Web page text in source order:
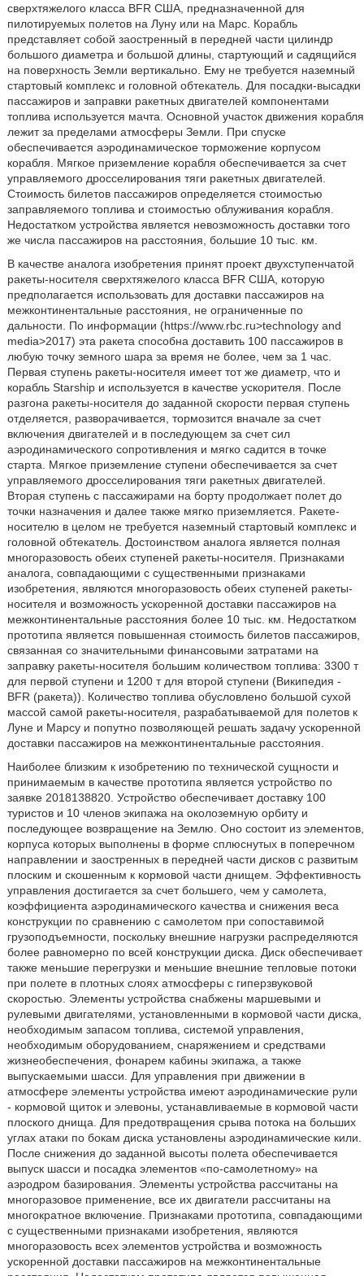
сверхтяжелого класса BFR США, предназначенной для
пилотируемых полетов на Луну или на Марс. Корабль
представляет собой заостренный в передней части цилиндр
большого диаметра и большой длины, стартующий и садящийся
на поверхность Земли вертикально. Ему не требуется наземный
стартовый комплекс и головной обтекатель. Для посадки-высадки
пассажиров и заправки ракетных двигателей компонентами
топлива используется мачта. Основной участок движения корабля
лежит за пределами атмосферы Земли. При спуске
обеспечивается аэродинамическое торможение корпусом
корабля. Мягкое приземление корабля обеспечивается за счет
управляемого дросселирования тяги ракетных двигателей.
Стоимость билетов пассажиров определяется стоимостью
заправляемого топлива и стоимостью облуживания корабля.
Недостатком устройства является невозможность доставки того
же числа пассажиров на расстояния, большие 10 тыс. км.
В качестве аналога изобретения принят проект двухступенчатой
ракеты-носителя сверхтяжелого класса BFR США, которую
предполагается использовать для доставки пассажиров на
межконтинентальные расстояния, не ограниченные по
дальности. По информации (https://www.rbc.ru>technology and
media>2017) эта ракета способна доставить 100 пассажиров в
любую точку земного шара за время не более, чем за 1 час.
Первая ступень ракеты-носителя имеет тот же диаметр, что и
корабль Starship и используется в качестве ускорителя. После
разгона ракеты-носителя до заданной скорости первая ступень
отделяется, разворачивается, тормозится вначале за счет
включения двигателей и в последующем за счет сил
аэродинамического сопротивления и мягко садится в точке
старта. Мягкое приземление ступени обеспечивается за счет
управляемого дросселирования тяги ракетных двигателей.
Вторая ступень с пассажирами на борту продолжает полет до
точки назначения и далее также мягко приземляется. Ракете-
носителю в целом не требуется наземный стартовый комплекс и
головной обтекатель. Достоинством аналога является полная
многоразовость обеих ступеней ракеты-носителя. Признаками
аналога, совпадающими с существенными признаками
изобретения, являются многоразовость обеих ступеней ракеты-
носителя и возможность ускоренной доставки пассажиров на
межконтинентальные расстояния более 10 тыс. км. Недостатком
прототипа является повышенная стоимость билетов пассажиров,
связанная со значительными финансовыми затратами на
заправку ракеты-носителя большим количеством топлива: 3300 т
для первой ступени и 1200 т для второй ступени (Википедия -
BFR (ракета)). Количество топлива обусловлено большой сухой
массой самой ракеты-носителя, разрабатываемой для полетов к
Луне и Марсу и попутно позволяющей решать задачу ускоренной
доставки пассажиров на межконтинентальные расстояния.
Наиболее близким к изобретению по технической сущности и
принимаемым в качестве прототипа является устройство по
заявке 2018138820. Устройство обеспечивает доставку 100
туристов и 10 членов экипажа на околоземную орбиту и
последующее возвращение на Землю. Оно состоит из элементов,
корпуса которых выполнены в форме сплюснутых в поперечном
направлении и заостренных в передней части дисков с развитым
плоским и скошенным к кормовой части днищем. Эффективность
управления достигается за счет большего, чем у самолета,
коэффициента аэродинамического качества и снижения веса
конструкции по сравнению с самолетом при сопоставимой
грузоподъемности, поскольку внешние нагрузки распределяются
более равномерно по всей конструкции диска. Диск обеспечивает
также меньшие перегрузки и меньшие внешние тепловые потоки
при полете в плотных слоях атмосферы с гиперзвуковой
скоростью. Элементы устройства снабжены маршевыми и
рулевыми двигателями, установленными в кормовой части диска,
необходимым запасом топлива, системой управления,
необходимым оборудованием, снаряжением и средствами
жизнеобеспечения, фонарем кабины экипажа, а также
выпускаемыми шасси. Для управления при движении в
атмосфере элементы устройства имеют аэродинамические рули
- кормовой щиток и элевоны, устанавливаемые в кормовой части
плоского днища. Для предотвращения срыва потока на больших
углах атаки по бокам диска установлены аэродинамические кили.
После снижения до заданной высоты полета обеспечивается
выпуск шасси и посадка элементов «по-самолетному» на
аэродром базирования. Элементы устройства рассчитаны на
многоразовое применение, все их двигатели рассчитаны на
многократное включение. Признаками прототипа, совпадающими
с существенными признаками изобретения, являются
многоразовость всех элементов устройства и возможность
ускоренной доставки пассажиров на межконтинентальные